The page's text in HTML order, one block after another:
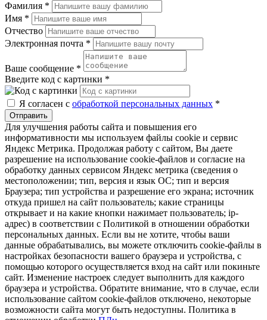
Фамилия *
Имя *
Отчество
Электронная почта *
Ваше сообщение *
Введите код с картинки *
Я согласен с обработкой персональных данных *
Отправить
Для улучшения работы сайта и повышения его
информативности мы используем файлы cookie и сервис
Яндекс Метрика. Продолжая работу с сайтом, Вы даете
разрешение на использование cookie-файлов и согласие на
обработку данных сервисом Яндекс метрика (сведения о
местоположении; тип, версия и язык ОС; тип и версия
Браузера; тип устройства и разрешение его экрана; источник
откуда пришел на сайт пользователь; какие страницы
открывает и на какие кнопки нажимает пользователь; ip-
адрес) в соответствии с Политикой в отношении обработки
персональных данных. Если вы не хотите, чтобы ваши
данные обрабатывались, вы можете отключить cookie-файлы в
настройках безопасности вашего браузера и устройства, с
помощью которого осуществляется вход на сайт или покиньте
сайт. Изменение настроек следует выполнить для каждого
браузера и устройства. Обратите внимание, что в случае, если
использование сайтом cookie-файлов отключено, некоторые
возможности сайта могут быть недоступны. Политика в